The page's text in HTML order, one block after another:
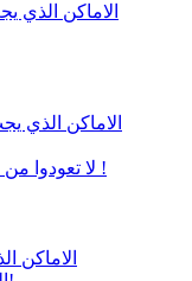
الاماكن الذي
الاماكن الذي
لا تعودوا من قارص قبل القيام بما يلي !
الاماكن